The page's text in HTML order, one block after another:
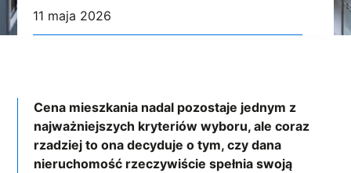
11 maja 2026
Cena mieszkania nadal pozostaje jednym z
najważniejszych kryteriów wyboru, ale coraz
rzadziej to ona decyduje o tym, czy dana
nieruchomość rzeczywiście spełnia swoją